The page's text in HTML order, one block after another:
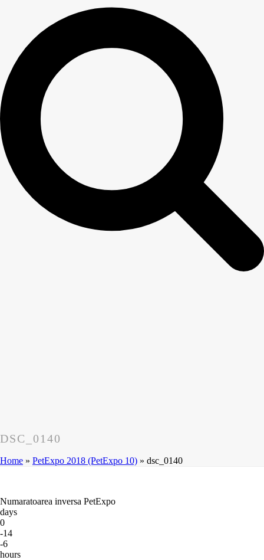
DSC_0140
Home » PetExpo 2018 (PetExpo 10) » dsc_0140
Numaratoarea inversa PetExpo
days
0
-14
-6
hours